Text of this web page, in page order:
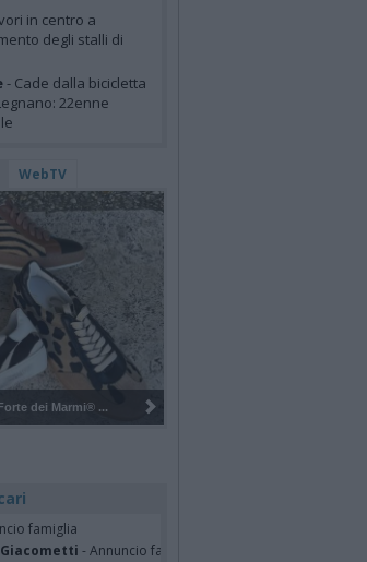
in centro a
degli stalli di
- Cade dalla bicicletta
22enne
WebTV
Rugareto a ...
famiglia
- Annuncio famiglia